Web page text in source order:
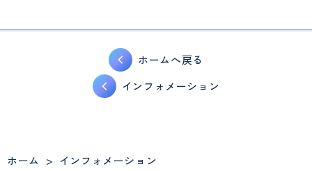
インフォメーション
ホームへ戻る
ホーム > インフォメーション